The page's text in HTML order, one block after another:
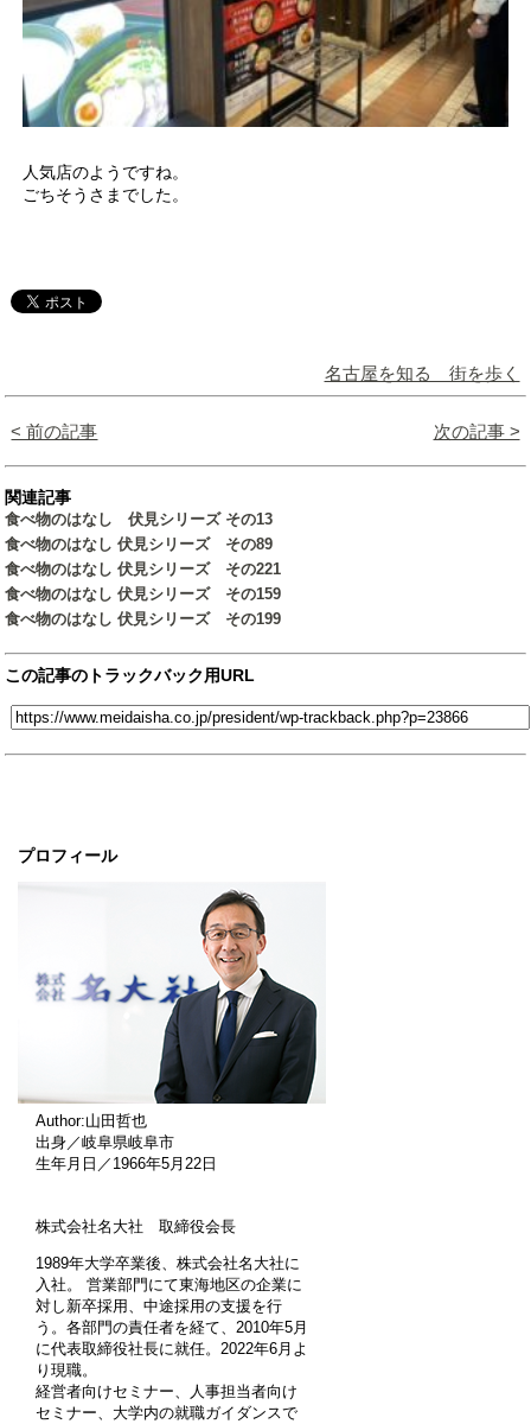
プロフィール
Author:山田哲也
出身／岐阜県岐阜市
生年月日／1966年5月22日
株式会社名大社 取締役会長
1989年大学卒業後、株式会社名大社に
入社。 営業部門にて東海地区の企業に
対し新卒採用、中途採用の支援を行
う。各部門の責任者を経て、2010年5月
に代表取締役社長に就任。2022年6月よ
り現職。
経営者向けセミナー、人事担当者向け
セミナー、大学内の就職ガイダンスで
人気店のようですね。
ごちそうさまでした。
名古屋を知る 街を歩く
< 前の記事 次の記事 >
関連記事
食べ物のはなし 伏見シリーズ その13
食べ物のはなし 伏見シリーズ その89
食べ物のはなし 伏見シリーズ その221
食べ物のはなし 伏見シリーズ その159
食べ物のはなし 伏見シリーズ その199
この記事のトラックバック用URL